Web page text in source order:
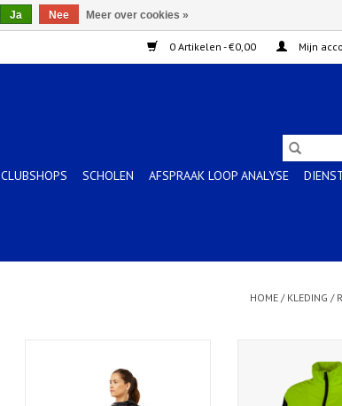
0 Artikelen - €0,00 Mijn
CLUBSHOPS SCHOLEN AFSPRAAK LOOP ANALYSE
HOME / KLEDING /
PERFORMANCE BLACK
TOEVOEGEN AAN WINKELWAGEN
TOEVOEGEN AAN
Ja Nee Meer over cookies »